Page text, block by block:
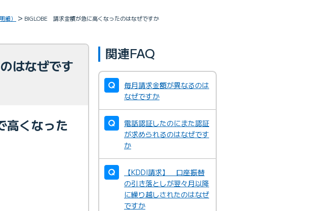
細） BIGLOBE 請求金額が急に高くなったのはなぜですか
はなぜです
高くなった
関連FAQ
毎月請求金額が異なるのは
なぜですか
電話認証したのにまた認証
が求められるのはなぜです
か
【KDDI請求】 口座振替
の引き落としが翌々月以降
に繰り越しされたのはなぜ
ですか